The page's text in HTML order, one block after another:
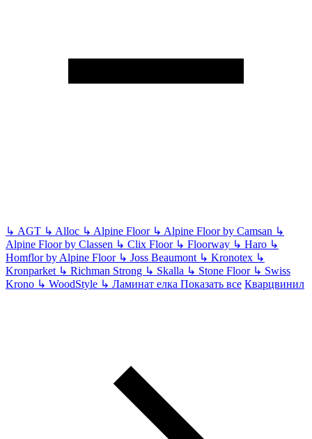
↳ AGT ↳ Alloc ↳ Alpine Floor ↳ Alpine Floor by Camsan ↳
Alpine Floor by Classen ↳ Clix Floor ↳ Floorway ↳ Haro ↳
Homflor by Alpine Floor ↳ Joss Beaumont ↳ Kronotex ↳
Kronparket ↳ Richman Strong ↳ Skalla ↳ Stone Floor ↳ Swiss
Krono ↳ WoodStyle ↳ Ламинат елка Показать все Кварцвинил